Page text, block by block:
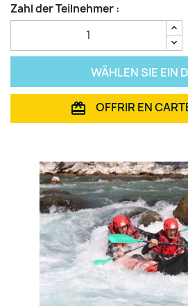
Zahl der Teilnehmer :
WÄHLEN SIE EIN
 OFFRIR EN